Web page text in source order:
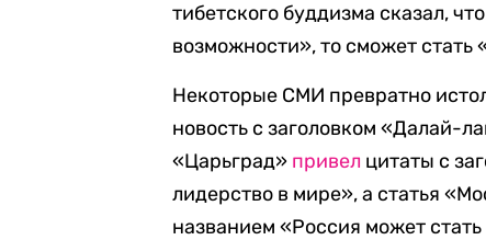
тибетского буддизма сказал,
возможности», то сможет
Некоторые СМИ превратно
новость с заголовком «Далай-
«Царьград» привел цитаты с
лидерство в мире», а статья
названием «Россия может